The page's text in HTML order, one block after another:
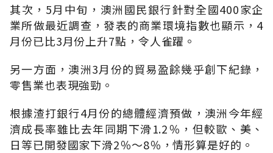
其次，5月中旬，澳洲國民銀行針對全國400家企
業所做最近調查，發表的商業環境指數也顯示，4
月份已比3月份上升7點，令人雀躍。
另一方面，澳洲3月份的貿易盈餘幾乎創下紀錄，
零售業也表現強勁。
根據渣打銀行4月份的總體經濟預做，澳洲今年經
濟成長率雖比去年同期下滑1.2％，但較歐、美、
日等已開發國家下滑2％～8％，情形算是好的。